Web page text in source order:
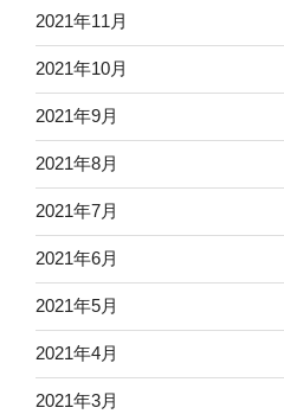
2021年11月
2021年10月
2021年9月
2021年8月
2021年7月
2021年6月
2021年5月
2021年4月
2021年3月